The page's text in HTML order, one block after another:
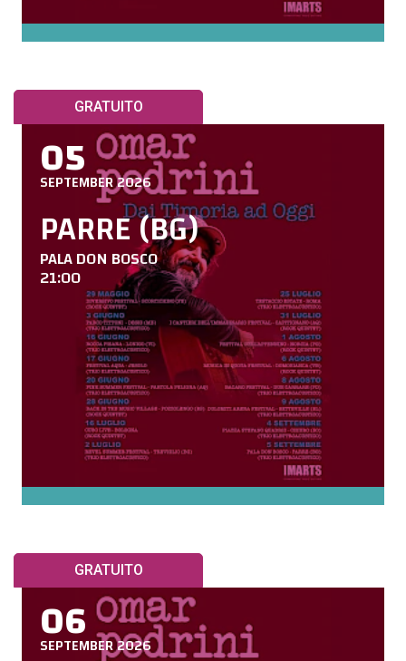
GRATUITO
05
SEPTEMBER 2026
PARRE (BG)
PALA DON BOSCO
21:00
GRATUITO
06
SEPTEMBER 2026